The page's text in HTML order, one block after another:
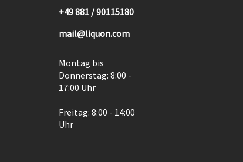
+49 881 / 90115180
mail@liquon.com
Montag bis
Donnerstag: 8:00 -
17:00 Uhr
Freitag: 8:00 - 14:00
Uhr